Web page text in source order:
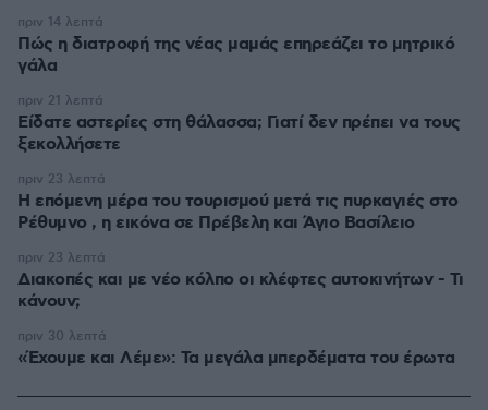
Πώς η διατροφή της νέας μαμάς επηρεάζει το μητρικό
γάλα
πριν 14 λεπτά
Είδατε αστερίες στη θάλασσα; Γιατί δεν πρέπει να τους
ξεκολλήσετε
πριν 21 λεπτά
Η επόμενη μέρα του τουρισμού μετά τις πυρκαγιές στο
Ρέθυμνο , η εικόνα σε Πρέβελη και Άγιο Βασίλειο
πριν 23 λεπτά
Διακοπές και με νέο κόλπο οι κλέφτες αυτοκινήτων - Τι
κάνουν;
πριν 23 λεπτά
«Έχουμε και Λέμε»: Τα μεγάλα μπερδέματα του έρωτα
πριν 30 λεπτά